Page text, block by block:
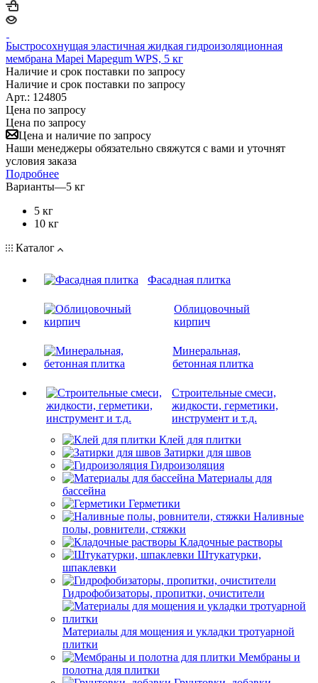
Быстросохнущая эластичная жидкая гидроизоляционная
мембрана Mapei Mapegum WPS, 5 кг
Наличие и срок поставки по запросу
Наличие и срок поставки по запросу
Арт.: 124805
Цена по запросу
Цена по запросу
Цена и наличие по запросу
Наши менеджеры обязательно свяжутся с вами и уточнят
условия заказа
Подробнее
Варианты—5 кг
5 кг
10 кг
Каталог
Фасадная плитка
Облицовочный
кирпич
Минеральная,
бетонная плитка
Строительные смеси,
жидкости, герметики,
инструмент и т.д.
Клей для плитки
Затирки для швов
Гидроизоляция
Материалы для
бассейна
Герметики
Наливные
полы, ровнители, стяжки
Кладочные растворы
Штукатурки,
шпаклевки
Гидрофобизаторы, пропитки, очистители
Материалы для мощения и укладки тротуарной
плитки
Мембраны и
полотна для плитки